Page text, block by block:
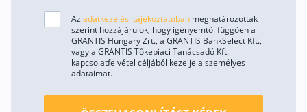
Az adatkezelési tájékoztatóban meghatározottak
szerint hozzájárulok, hogy igényemtől függően a
GRANTIS Hungary Zrt., a GRANTIS BankSelect Kft.,
vagy a GRANTIS Tőkepiaci Tanácsadó Kft.
kapcsolatfelvétel céljából kezelje a személyes
adataimat.